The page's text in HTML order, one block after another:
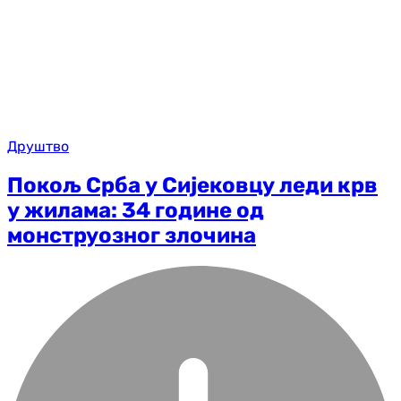
Друштво
Покољ Срба у Сијековцу леди крв
у жилама: 34 године од
монструозног злочина